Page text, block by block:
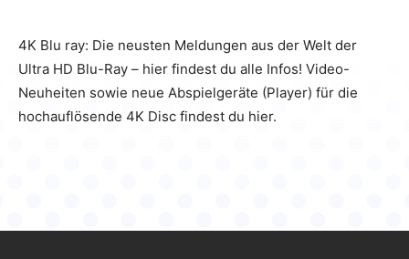
4K Blu ray: Die neusten Meldungen aus der Welt der
Ultra HD Blu-Ray – hier findest du alle Infos! Video-
Neuheiten sowie neue Abspielgeräte (Player) für die
hochauflösende 4K Disc findest du hier.